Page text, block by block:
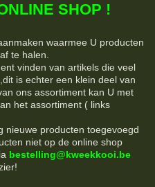
SHOP !
waarmee U producten
te halen.
vinden van artikels die veel
is echter een klein deel van
ons assortiment kan U met
het assortiment ( links
nieuwe producten toegevoegd
niet op de online shop
bestelling@kweekkooi.be